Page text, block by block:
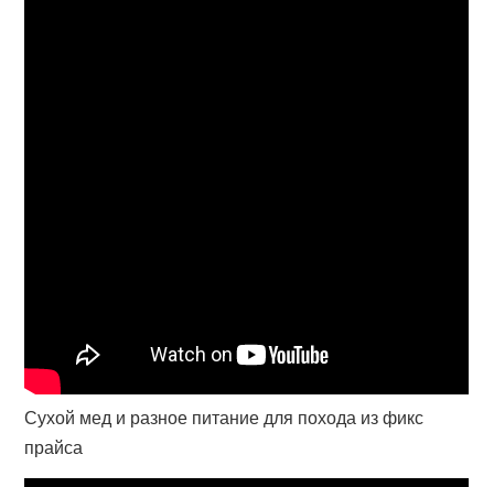
Сухой мед и разное питание для похода из фикс
прайса